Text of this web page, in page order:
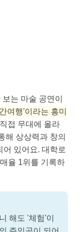
는 마술 공연이
여행'이라는 흥미
접 무대에 올라
해 상상력과 창의
어 있어요. 대학로
율 1위를 기록하
해도 '체험'이